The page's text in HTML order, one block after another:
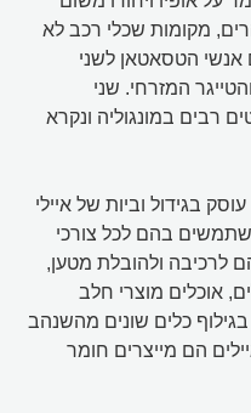
מקומות שכלי רכב לא
הטסאטאן לשני
המזרחי. שני
רבים במונגוליה ונקרא
בגידול וביות של איילי
בהם לכל צורכי
לרכיבה ולהובלת מטען,
אוכלים מוצרי חלב
כלים שונים מהשנהב
הם מייצרים חומר